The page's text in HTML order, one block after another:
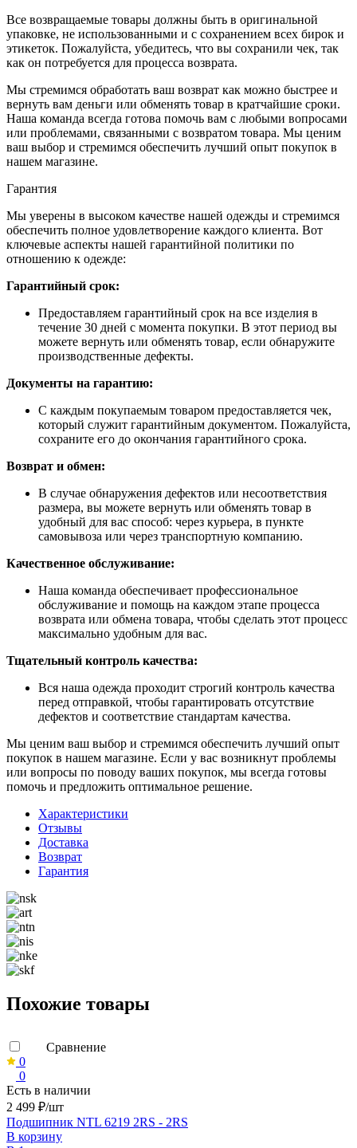
Все возвращаемые товары должны быть в оригинальной
упаковке, не использованными и с сохранением всех бирок и
этикеток. Пожалуйста, убедитесь, что вы сохранили чек, так
как он потребуется для процесса возврата.
Мы стремимся обработать ваш возврат как можно быстрее и
вернуть вам деньги или обменять товар в кратчайшие сроки.
Наша команда всегда готова помочь вам с любыми вопросами
или проблемами, связанными с возвратом товара. Мы ценим
ваш выбор и стремимся обеспечить лучший опыт покупок в
нашем магазине.
Гарантия
Мы уверены в высоком качестве нашей одежды и стремимся
обеспечить полное удовлетворение каждого клиента. Вот
ключевые аспекты нашей гарантийной политики по
отношению к одежде:
Гарантийный срок:
Предоставляем гарантийный срок на все изделия в
течение 30 дней с момента покупки. В этот период вы
можете вернуть или обменять товар, если обнаружите
производственные дефекты.
Документы на гарантию:
С каждым покупаемым товаром предоставляется чек,
который служит гарантийным документом. Пожалуйста,
сохраните его до окончания гарантийного срока.
Возврат и обмен:
В случае обнаружения дефектов или несоответствия
размера, вы можете вернуть или обменять товар в
удобный для вас способ: через курьера, в пункте
самовывоза или через транспортную компанию.
Качественное обслуживание:
Наша команда обеспечивает профессиональное
обслуживание и помощь на каждом этапе процесса
возврата или обмена товара, чтобы сделать этот процесс
максимально удобным для вас.
Тщательный контроль качества:
Вся наша одежда проходит строгий контроль качества
перед отправкой, чтобы гарантировать отсутствие
дефектов и соответствие стандартам качества.
Мы ценим ваш выбор и стремимся обеспечить лучший опыт
покупок в нашем магазине. Если у вас возникнут проблемы
или вопросы по поводу ваших покупок, мы всегда готовы
помочь и предложить оптимальное решение.
Характеристики
Отзывы
Доставка
Возврат
Гарантия
Похожие товары
Сравнение
0
0
Есть в наличии
2 499 ₽/шт
Подшипник NTL 6219 2RS - 2RS
В корзину